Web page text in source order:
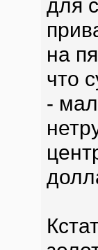
для
на
что
-